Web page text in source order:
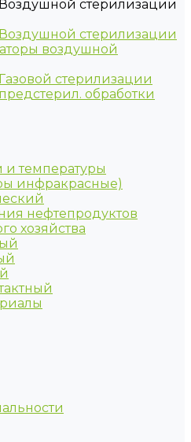
стерилизации
стерилизации
воздушной
стерилизации
обработки
и температуры
инфракрасные)
нефтепродуктов
хозяйства